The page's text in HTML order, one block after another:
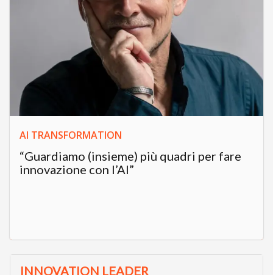
AI TRANSFORMATION
“Guardiamo (insieme) più quadri per fare
innovazione con l’AI”
INNOVATION LEADER